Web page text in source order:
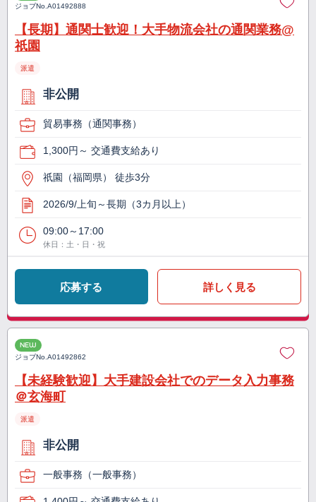
ジョブNo.A01492888
【長期】通関士歓迎！大手物流会社の通関業務@
祇園
派遣
非公開
貿易事務（通関事務）
1,300円～ 交通費支給あり
祇園（福岡県） 徒歩3分
2026/9/上旬～長期（3カ月以上）
09:00～17:00
休日：土・日・祝
応募する 詳しく見る
NEW
ジョブNo.A01492862
【未経験歓迎】大手建設会社でのデータ入力事務
＠玄海町
派遣
非公開
一般事務（一般事務）